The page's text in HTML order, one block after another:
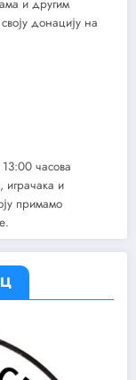
и другим
донацију на
часова
играчака и
примамо